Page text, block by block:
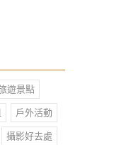
遊景點
戶外活動
攝影好去處